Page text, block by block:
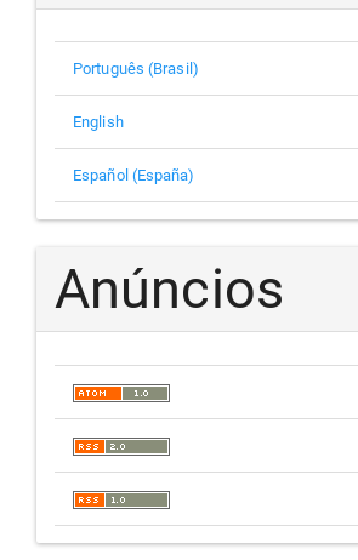
Português (Brasil)
English
Español (España)
Anúncios